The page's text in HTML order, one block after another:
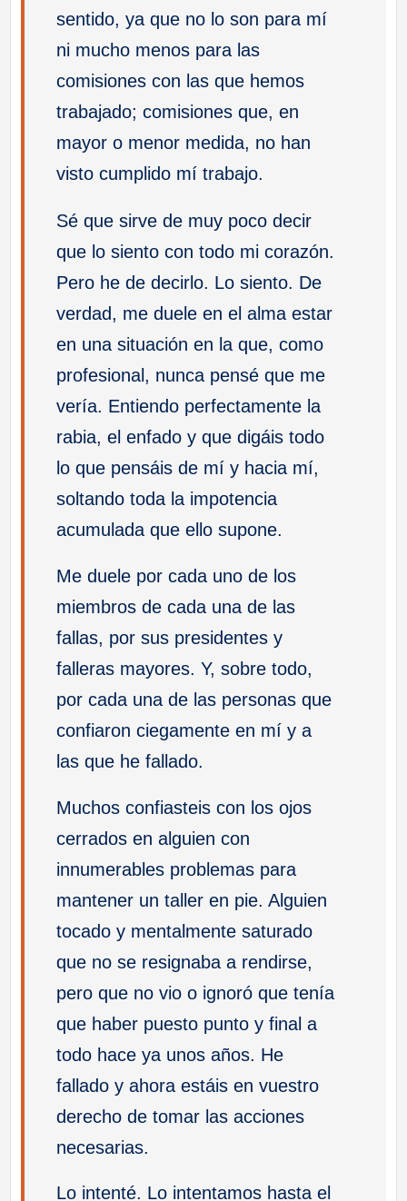
sentido, ya que no lo son para mí
ni mucho menos para las
comisiones con las que hemos
trabajado; comisiones que, en
mayor o menor medida, no han
visto cumplido mí trabajo.
Sé que sirve de muy poco decir
que lo siento con todo mi corazón.
Pero he de decirlo. Lo siento. De
verdad, me duele en el alma estar
en una situación en la que, como
profesional, nunca pensé que me
vería. Entiendo perfectamente la
rabia, el enfado y que digáis todo
lo que pensáis de mí y hacia mí,
soltando toda la impotencia
acumulada que ello supone.
Me duele por cada uno de los
miembros de cada una de las
fallas, por sus presidentes y
falleras mayores. Y, sobre todo,
por cada una de las personas que
confiaron ciegamente en mí y a
las que he fallado.
Muchos confiasteis con los ojos
cerrados en alguien con
innumerables problemas para
mantener un taller en pie. Alguien
tocado y mentalmente saturado
que no se resignaba a rendirse,
pero que no vio o ignoró que tenía
que haber puesto punto y final a
todo hace ya unos años. He
fallado y ahora estáis en vuestro
derecho de tomar las acciones
necesarias.
Lo intenté. Lo intentamos hasta el